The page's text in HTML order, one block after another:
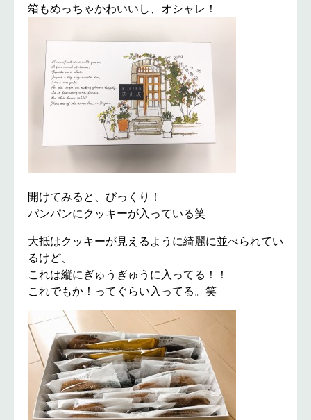
箱もめっちゃかわいいし、オシャレ！
開けてみると、びっくり！
パンパンにクッキーが入っている笑
大抵はクッキーが見えるように綺麗に並べられてい
るけど、
これは縦にぎゅうぎゅうに入ってる！！
これでもか！ってぐらい入ってる。笑